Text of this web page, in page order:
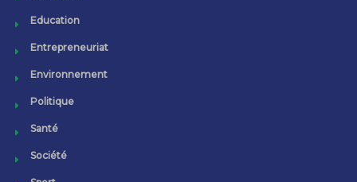
Education
Entrepreneuriat
Environnement
Politique
Santé
Société